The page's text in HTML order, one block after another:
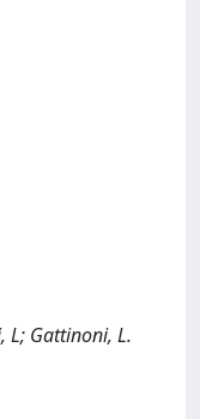
L; Gattinoni, L.